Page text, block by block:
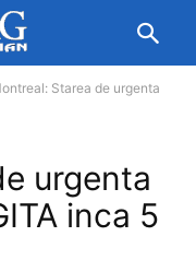
Starea de urgenta
urgenta
inca 5